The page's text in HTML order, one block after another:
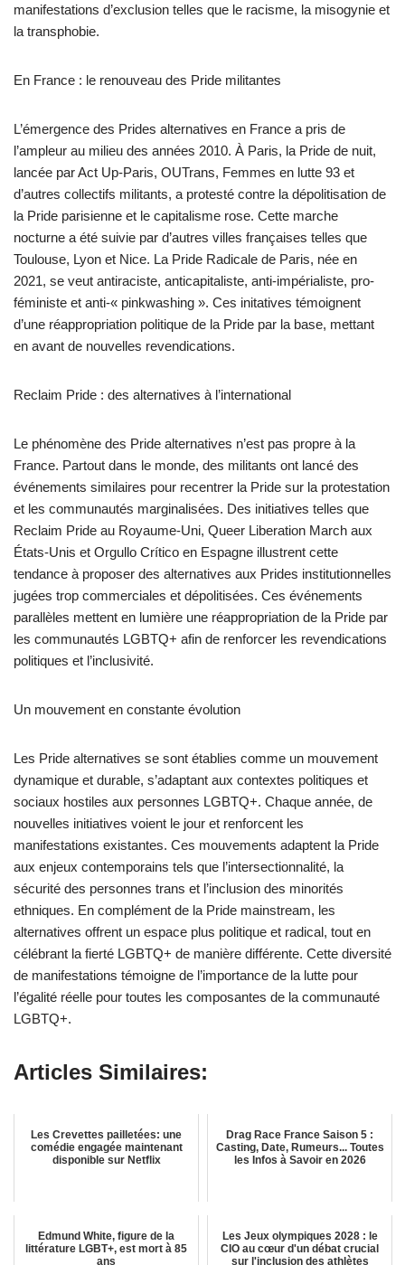
manifestations d’exclusion telles que le racisme, la misogynie et
la transphobie.
En France : le renouveau des Pride militantes
L’émergence des Prides alternatives en France a pris de
l’ampleur au milieu des années 2010. À Paris, la Pride de nuit,
lancée par Act Up-Paris, OUTrans, Femmes en lutte 93 et
d’autres collectifs militants, a protesté contre la dépolitisation de
la Pride parisienne et le capitalisme rose. Cette marche
nocturne a été suivie par d’autres villes françaises telles que
Toulouse, Lyon et Nice. La Pride Radicale de Paris, née en
2021, se veut antiraciste, anticapitaliste, anti-impérialiste, pro-
féministe et anti-« pinkwashing ». Ces initatives témoignent
d’une réappropriation politique de la Pride par la base, mettant
en avant de nouvelles revendications.
Reclaim Pride : des alternatives à l’international
Le phénomène des Pride alternatives n’est pas propre à la
France. Partout dans le monde, des militants ont lancé des
événements similaires pour recentrer la Pride sur la protestation
et les communautés marginalisées. Des initiatives telles que
Reclaim Pride au Royaume-Uni, Queer Liberation March aux
États-Unis et Orgullo Crítico en Espagne illustrent cette
tendance à proposer des alternatives aux Prides institutionnelles
jugées trop commerciales et dépolitisées. Ces événements
parallèles mettent en lumière une réappropriation de la Pride par
les communautés LGBTQ+ afin de renforcer les revendications
politiques et l’inclusivité.
Un mouvement en constante évolution
Les Pride alternatives se sont établies comme un mouvement
dynamique et durable, s’adaptant aux contextes politiques et
sociaux hostiles aux personnes LGBTQ+. Chaque année, de
nouvelles initiatives voient le jour et renforcent les
manifestations existantes. Ces mouvements adaptent la Pride
aux enjeux contemporains tels que l’intersectionnalité, la
sécurité des personnes trans et l’inclusion des minorités
ethniques. En complément de la Pride mainstream, les
alternatives offrent un espace plus politique et radical, tout en
célébrant la fierté LGBTQ+ de manière différente. Cette diversité
de manifestations témoigne de l’importance de la lutte pour
l’égalité réelle pour toutes les composantes de la communauté
LGBTQ+.
Articles Similaires:
Les Crevettes pailletées: une
comédie engagée maintenant
disponible sur Netflix
Drag Race France Saison 5 :
Casting, Date, Rumeurs... Toutes
les Infos à Savoir en 2026
Edmund White, figure de la
littérature LGBT+, est mort à 85
ans
Les Jeux olympiques 2028 : le
CIO au cœur d'un débat crucial
sur l'inclusion des athlètes